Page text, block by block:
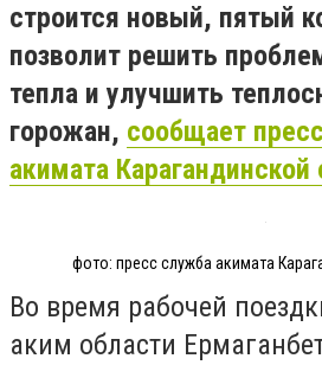
строится новый, пятый
позволит решить
тепла и улучшить
горожан, сообщает
акимата Карагандинской
фото: пресс служба акимата
Во время рабочей
аким области